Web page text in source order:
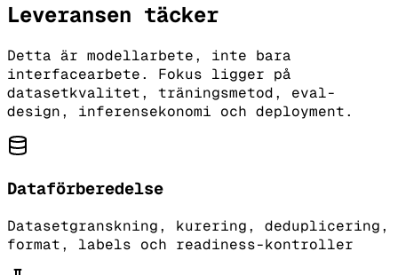
Leveransen täcker
Detta är modellarbete, inte bara
interfacearbete. Fokus ligger på
datasetkvalitet, träningsmetod, eval-
design, inferensekonomi och deployment.
Dataförberedelse
Datasetgranskning, kurering, deduplicering,
format, labels och readiness-kontroller